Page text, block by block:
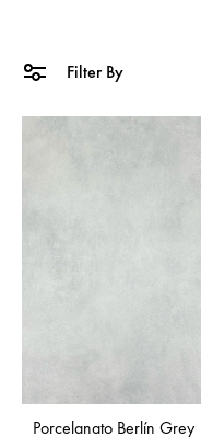
Filter By
Porcelanato Berlín Grey